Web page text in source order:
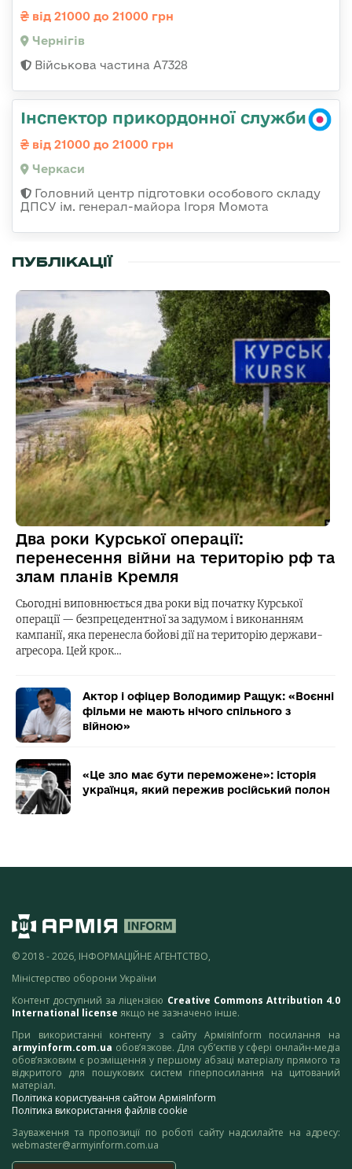
від 21000 до 21000 грн
Чернігів
Військова частина А7328
Інспектор прикордонної служби
від 21000 до 21000 грн
Черкаси
Головний центр підготовки особового складу
ДПСУ ім. генерал-майора Ігоря Момота
ПУБЛІКАЦІЇ
Два роки Курської операції:
перенесення війни на територію рф та
злам планів Кремля
Сьогодні виповнюється два роки від початку Курської
операції — безпрецедентної за задумом і виконанням
кампанії, яка перенесла бойові дії на територію держави-
агресора. Цей крок…
Актор і офіцер Володимир Ращук: «Воєнні
фільми не мають нічого спільного з
війною»
«Це зло має бути переможене»: історія
українця, який пережив російський полон
© 2018 - 2026, ІНФОРМАЦІЙНЕ АГЕНТСТВО,
Міністерство оборони України
Контент доступний за ліцензією Creative Commons Attribution 4.0
International license якщо не зазначено інше.
При використанні контенту з сайту АрміяInform посилання на
armyinform.com.ua обов’язкове. Для суб’єктів у сфері онлайн-медіа
обов’язковим є розміщення у першому абзаці матеріалу прямого та
відкритого для пошукових систем гіперпосилання на цитований
матеріал.
Політика користування сайтом АрміяInform
Політика використання файлів cookie
Зауваження та пропозиції по роботі сайту надсилайте на адресу:
webmaster@armyinform.com.ua